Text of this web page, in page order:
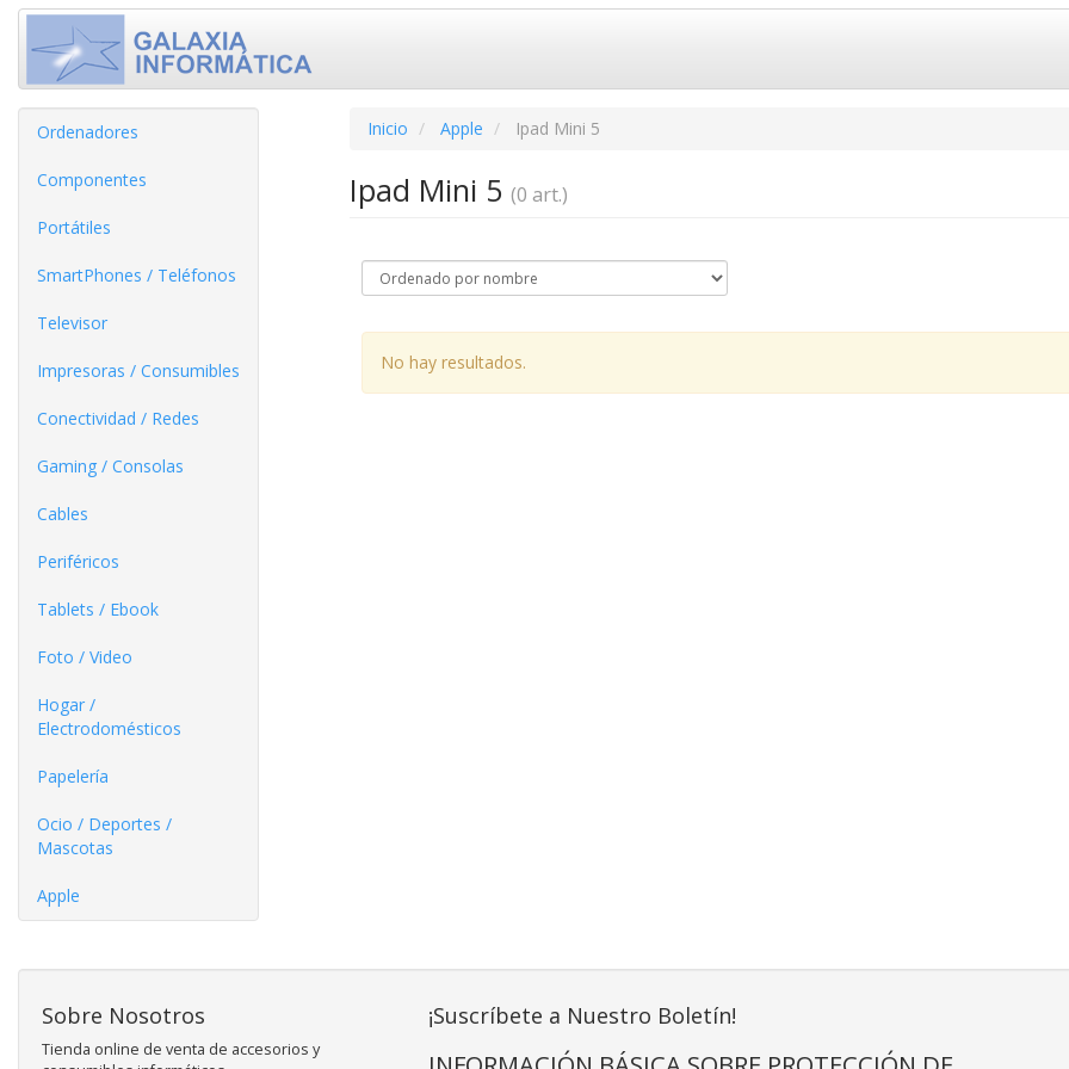
Ordenadores
Componentes
Portátiles
SmartPhones / Teléfonos
Televisor
Impresoras / Consumibles
Conectividad / Redes
Gaming / Consolas
Cables
Periféricos
Tablets / Ebook
Foto / Video
Hogar /
Electrodomésticos
Papelería
Ocio / Deportes /
Mascotas
Apple
Inicio Apple Ipad Mini 5
Ipad Mini 5 (0 art.)
No hay resultados.
Sobre Nosotros
Tienda online de venta de accesorios y
¡Suscríbete a Nuestro Boletín!